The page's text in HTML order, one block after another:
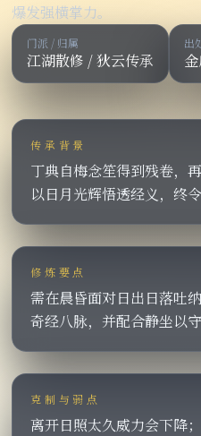
爆发强横掌力。
门派 / 归属
江湖散修 / 狄云传承
出
传承背景
丁典自梅念笙得到残卷，
以日月光辉悟透经义，终
修炼要点
需在晨昏面对日出日落吐
奇经八脉，并配合静坐以守
克制与弱点
离开日照太久威力会下降